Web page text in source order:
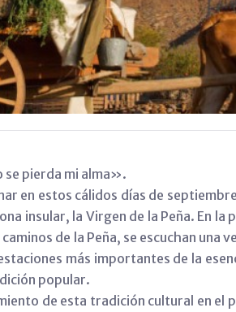
se pierda mi alma».
en estos cálidos días de
insular, la Virgen de la Peña. En la
de la Peña, se escuchan una
más importantes de la
popular.
de esta tradición cultural en el